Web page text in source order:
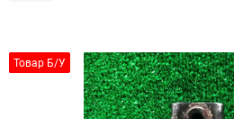
Товар Б/У